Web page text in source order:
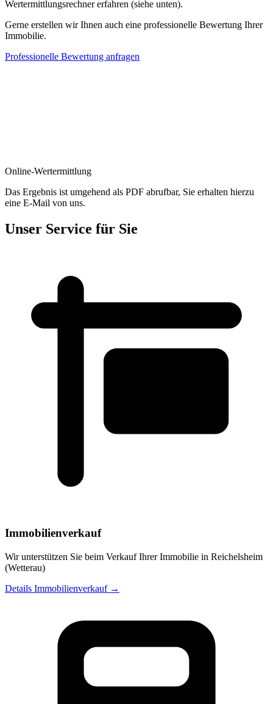
Wertermittlungsrechner erfahren (siehe unten).
Gerne erstellen wir Ihnen auch eine professionelle Bewertung Ihrer
Immobilie.
Professionelle Bewertung anfragen
Online-Wertermittlung
Das Ergebnis ist umgehend als PDF abrufbar, Sie erhalten hierzu
eine E-Mail von uns.
Unser Service für Sie
Immobilienverkauf
Wir unterstützen Sie beim Verkauf Ihrer Immobilie in Reichelsheim
(Wetterau)
Details Immobilienverkauf →